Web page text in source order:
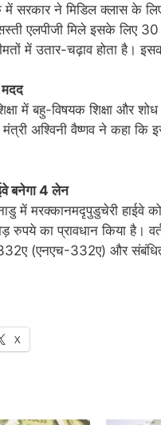
सरकार ने मिडिल क्लास के
एलपीजी मिले इसके लिए
में उतार-चढ़ाव होता है।
मदद
में बहु-विषयक शिक्षा और
अश्विनी वैष्णव ने कहा
बनेगा 4 लेन
में मरक्कानमदृपुडुचेरी हाईवे
रुपये का प्रावधान किया है।
332ए (एनएच-332ए) और संबंधित
X